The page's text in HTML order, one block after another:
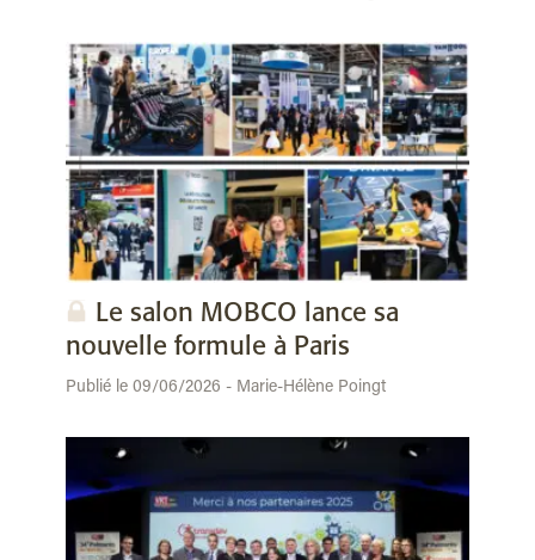
Le salon MOBCO lance sa
nouvelle formule à Paris
Publié le 09/06/2026 - Marie-Hélène Poingt